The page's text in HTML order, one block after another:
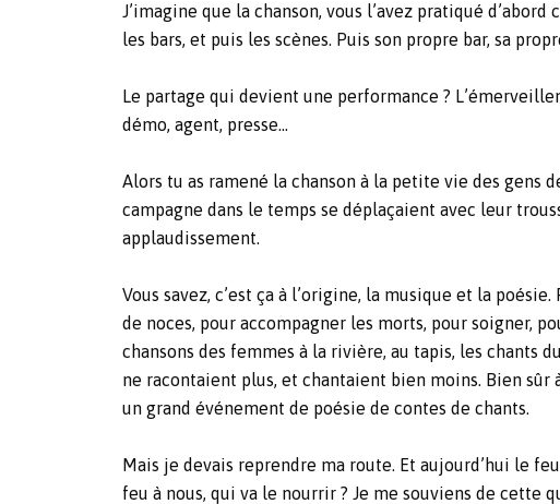
J’imagine que la chanson, vous l’avez pratiqué
les bars, et puis les scènes. Puis son propre bar, sa
Le partage qui devient une performance ?
démo, agent, presse…
Alors tu as ramené la chanson à la petite vie des gens
campagne dans le temps se déplaçaient avec leur
applaudissement.
Vous savez, c’est ça à l’origine, la musique et la
de noces, pour accompagner les morts, pour soigner,
chansons des femmes à la rivière, au tapis, les chants
ne racontaient plus, et chantaient bien moins. Bien
un grand événement de poésie de contes de chants.
Mais je devais reprendre ma route. Et aujourd’hui le
feu à nous, qui va le nourrir ? Je me souviens de cette